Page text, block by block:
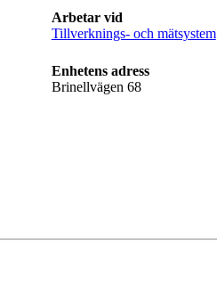
Arbetar vid
Tillverknings- och mätsystem
Enhetens adress
Brinellvägen 68